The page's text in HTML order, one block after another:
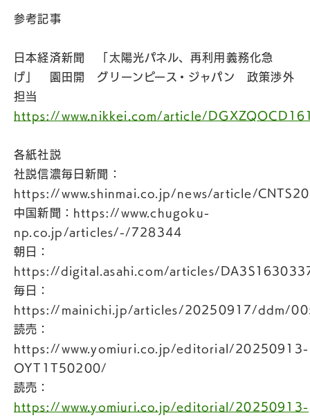
参考記事
日本経済新聞 「太陽光パネル、再利用義務化急
げ」 園田開 グリーンピース・ジャパン 政策渉外
担当
https://www.nikkei.com/article/
各紙社説
社説信濃毎日新聞：
https://www.shinmai.co.jp/news/article/
中国新聞：https://www.chugoku-
np.co.jp/articles/-/728344
朝日：
https://digital.asahi.com/articles/
毎日：
https://mainichi.jp/articles/20250917/ddm/
読売：
https://www.yomiuri.co.jp/editorial/20250913-
OYT1T50200/
読売：
https://www.yomiuri.co.jp/editorial/20250913-